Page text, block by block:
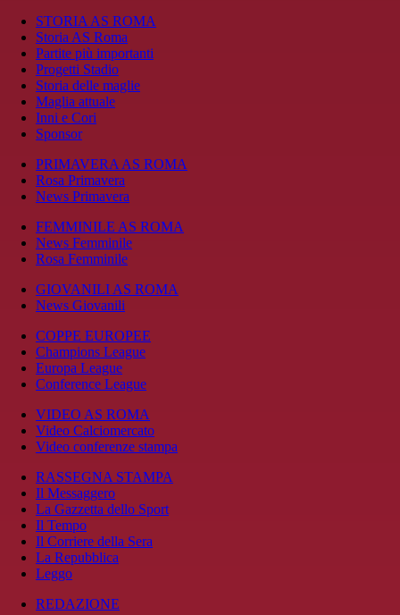
STORIA AS ROMA
Storia AS Roma
Partite più importanti
Progetti Stadio
Storia delle maglie
Maglia attuale
Inni e Cori
Sponsor
PRIMAVERA AS ROMA
Rosa Primavera
News Primavera
FEMMINILE AS ROMA
News Femminile
Rosa Femminile
GIOVANILI AS ROMA
News Giovanili
COPPE EUROPEE
Champions League
Europa League
Conference League
VIDEO AS ROMA
Video Calciomercato
Video conferenze stampa
RASSEGNA STAMPA
Il Messaggero
La Gazzetta dello Sport
Il Tempo
Il Corriere della Sera
La Repubblica
Leggo
REDAZIONE